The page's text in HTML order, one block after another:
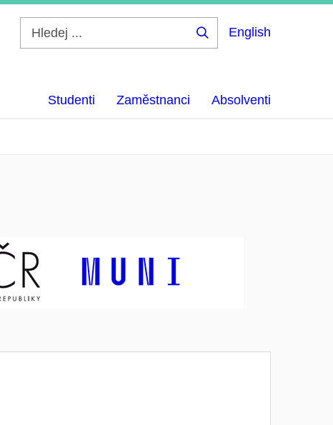
English
Studenti Zaměstnanci Absolventi